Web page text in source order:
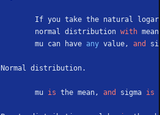
If you take the natural
        normal distribution
with
        mu can have
any value, and
Normal distribution.
        mu
is the mean, and sigma is